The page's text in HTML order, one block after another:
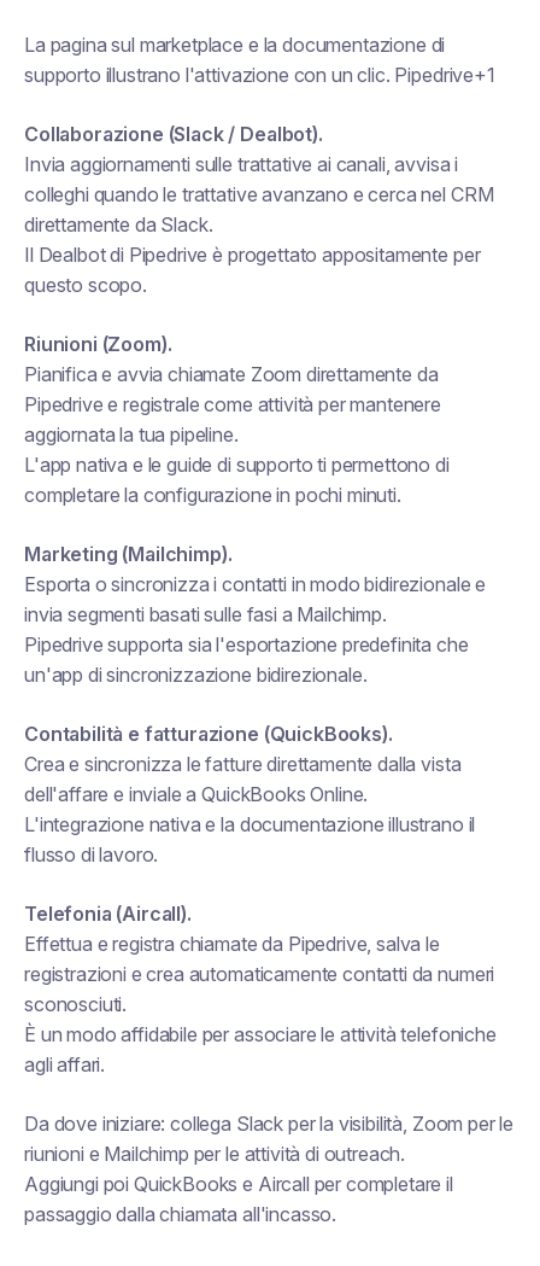
La pagina sul marketplace e la documentazione di
supporto illustrano l'attivazione con un clic. Pipedrive+1
Collaborazione (Slack / Dealbot).
Invia aggiornamenti sulle trattative ai canali, avvisa i
colleghi quando le trattative avanzano e cerca nel CRM
direttamente da Slack.
Il Dealbot di Pipedrive è progettato appositamente per
questo scopo.
Riunioni (Zoom).
Pianifica e avvia chiamate Zoom direttamente da
Pipedrive e registrale come attività per mantenere
aggiornata la tua pipeline.
L'app nativa e le guide di supporto ti permettono di
completare la configurazione in pochi minuti.
Marketing (Mailchimp).
Esporta o sincronizza i contatti in modo bidirezionale e
invia segmenti basati sulle fasi a Mailchimp.
Pipedrive supporta sia l'esportazione predefinita che
un'app di sincronizzazione bidirezionale.
Contabilità e fatturazione (QuickBooks).
Crea e sincronizza le fatture direttamente dalla vista
dell'affare e inviale a QuickBooks Online.
L'integrazione nativa e la documentazione illustrano il
flusso di lavoro.
Telefonia (Aircall).
Effettua e registra chiamate da Pipedrive, salva le
registrazioni e crea automaticamente contatti da numeri
sconosciuti.
È un modo affidabile per associare le attività telefoniche
agli affari.
Da dove iniziare: collega Slack per la visibilità, Zoom per le
riunioni e Mailchimp per le attività di outreach.
Aggiungi poi QuickBooks e Aircall per completare il
passaggio dalla chiamata all'incasso.